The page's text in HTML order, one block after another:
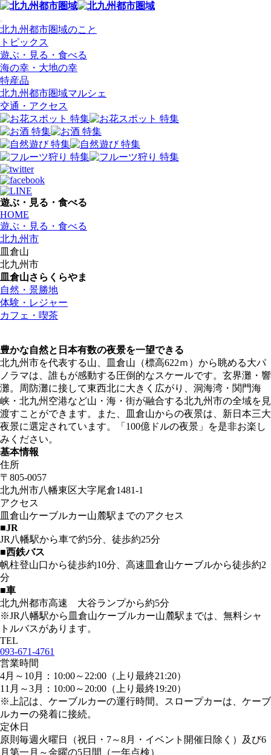
北九州都市圏域のこと
トピックス
遊ぶ・見る・食べる
海の幸・大地の幸
特産品
北九州都市圏域マルシェ
交通・アクセス
遊ぶ・見る・食べる
HOME
遊ぶ・見る・食べる
北九州市
皿倉山
北九州市
皿倉山さらくらやま
自然・景勝地
体験・レジャー
カフェ・喫茶
豊かな自然と日本有数の夜景を一望できる
北九州市を代表する山、皿倉山（標高622ｍ）から眺める大パ
ノラマは、誰もが感動する圧倒的なスケールです。玄界灘・響
灘。周防灘に接して東西北に大きく広がり、洞海湾・関門海
峡・北九州空港など山・海・街が融合する北九州市の全域を見
渡すことができます。また、皿倉山からの夜景は、新日本三大
夜景に選定されています。「100億ドルの夜景」を是非お楽し
みください。
基本情報
住所
〒805-0057
北九州市八幡東区大字尾倉1481-1
アクセス
皿倉山ケーブルカー山麓駅までのアクセス
■JR
JR八幡駅から車で約5分、徒歩約25分
■西鉄バス
帆柱登山口から徒歩約10分、高速皿倉山ケーブルから徒歩約2
分
■車
北九州都市高速 大谷ランプから約5分
※JR八幡駅から皿倉山ケーブルカー山麓駅までは、無料シャ
トルバスがあります。
TEL
093-671-4761
営業時間
4月～10月：10:00～22:00（上り最終21:20）
11月～3月：10:00～20:00（上り最終19:20）
※上記は、ケーブルカーの運行時間。スロープカーは、ケーブ
ルカーの発着に接続。
定休日
原則毎週火曜日（祝日・7～8月・イベント開催日除く）及び6
月第一月～金曜の5日間（一年点検）